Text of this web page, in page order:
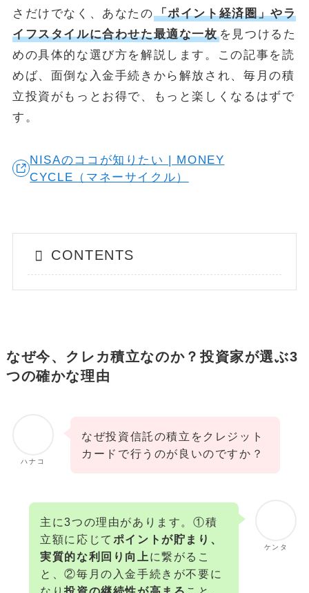
さだけでなく、あなたの「ポイント経済圏」やラ
イフスタイルに合わせた最適な一枚を見つけるた
めの具体的な選び方を解説します。この記事を読
めば、面倒な入金手続きから解放され、毎月の積
立投資がもっとお得で、もっと楽しくなるはずで
す。
NISAのココが知りたい | MONEY
CYCLE（マネーサイクル）
CONTENTS
なぜ今、クレカ積立なのか？投資家が選ぶ3
つの確かな理由
ハナコ
なぜ投資信託の積立をクレジット
カードで行うのが良いのですか？
ケンタ
主に3つの理由があります。①積
立額に応じて ポイントが貯まり、
実質的な利回り向上 に繋がるこ
と、②毎月の入金手続きが不要に